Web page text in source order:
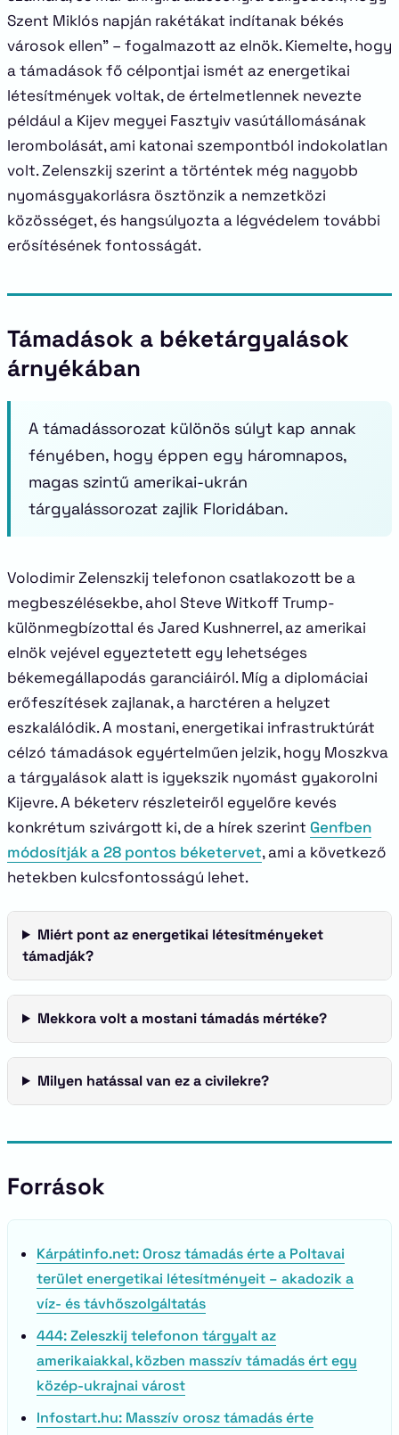
Szent Miklós napján rakétákat indítanak békés
városok ellen” – fogalmazott az elnök. Kiemelte, hogy
a támadások fő célpontjai ismét az energetikai
létesítmények voltak, de értelmetlennek nevezte
például a Kijev megyei Fasztyiv vasútállomásának
lerombolását, ami katonai szempontból indokolatlan
volt. Zelenszkij szerint a történtek még nagyobb
nyomásgyakorlásra ösztönzik a nemzetközi
közösséget, és hangsúlyozta a légvédelem további
erősítésének fontosságát.
Támadások a béketárgyalások
árnyékában
A támadássorozat különös súlyt kap annak
fényében, hogy éppen egy háromnapos,
magas szintű amerikai-ukrán
tárgyalássorozat zajlik Floridában.
Volodimir Zelenszkij telefonon csatlakozott be a
megbeszélésekbe, ahol Steve Witkoff Trump-
különmegbízottal és Jared Kushnerrel, az amerikai
elnök vejével egyeztetett egy lehetséges
békemegállapodás garanciáiról. Míg a diplomáciai
erőfeszítések zajlanak, a harctéren a helyzet
eszkalálódik. A mostani, energetikai infrastruktúrát
célzó támadások egyértelműen jelzik, hogy Moszkva
a tárgyalások alatt is igyekszik nyomást gyakorolni
Kijevre. A béketerv részleteiről egyelőre kevés
konkrétum szivárgott ki, de a hírek szerint Genfben
módosítják a 28 pontos béketervet, ami a következő
hetekben kulcsfontosságú lehet.
Miért pont az energetikai létesítményeket
támadják?
Mekkora volt a mostani támadás mértéke?
Milyen hatással van ez a civilekre?
Források
Kárpátinfo.net: Orosz támadás érte a Poltavai
terület energetikai létesítményeit – akadozik a
víz- és távhőszolgáltatás
444: Zeleszkij telefonon tárgyalt az
amerikaiakkal, közben masszív támadás ért egy
közép-ukrajnai várost
Infostart.hu: Masszív orosz támadás érte